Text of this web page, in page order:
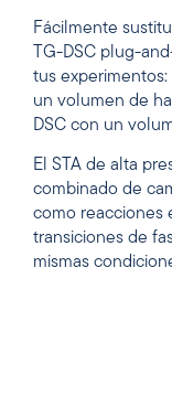
Fácilmente
TG-DSC plug-
tus
un volumen de
DSC con un
El STA de alta
combinado de
como reacciones
transiciones de
mismas